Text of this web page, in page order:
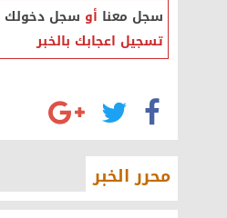
سجل معنا أو سجل دخولك
تسجيل اعجابك بالخبر
محرر الخبر